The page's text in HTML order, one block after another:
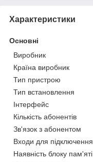
Характеристики
Основні
Виробник
Країна виробник
Тип пристрою
Тип встановлення
Інтерфейс
Кількість абонентів
Зв'язок з абонентом
Входи для підключення
Наявність блоку пам'яті